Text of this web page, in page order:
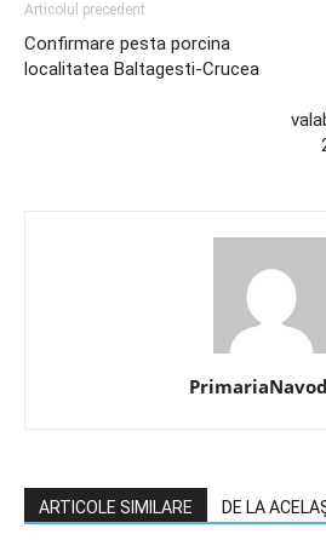
Articolul precedent
Confirmare pesta porcina
localitatea Baltagesti-Crucea
ARTICOLE SIMILARE DE LA